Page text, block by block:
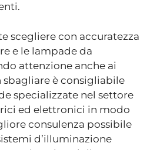
scegliere con accuratezza
e le lampade da
attenzione anche ai
sbagliare è consigliabile
specializzate nel settore
ed elettronici in modo
consulenza possibile
d’illuminazione